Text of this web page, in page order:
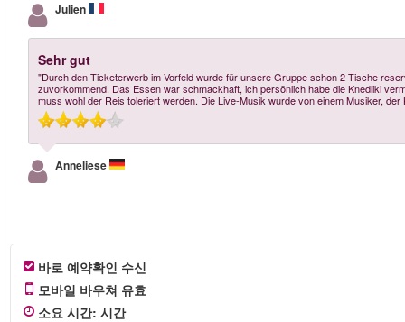
Julien
Sehr gut
"Durch den Ticketerwerb im Vorfeld wurde für unsere Gruppe schon 2 Tische
zuvorkommend. Das Essen war schmackhaft, ich persönlich habe die Knedliki
muss wohl der Reis toleriert werden. Die Live-Musik wurde von einem Musiker,
Anneliese
바로 예약확인 수신
모바일 바우쳐 유효
소요 시간: 시간